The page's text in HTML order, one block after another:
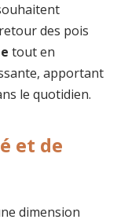
des pois
tout en
apportant
le quotidien.
et de
dimension